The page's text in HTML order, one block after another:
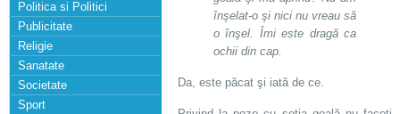
Politica si Politici
Publicitate
Religie
Sanatate
Societate
Sport
înşelat-o şi nici nu vreau să
o înşel. Îmi este dragă ca
ochii din cap.
Da, este păcat şi iată de ce.